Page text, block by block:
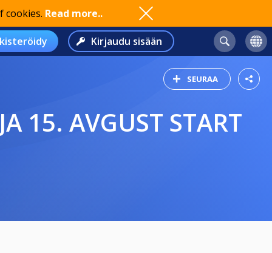
cookies. Read more..
Kirjaudu sisään
SEURAA